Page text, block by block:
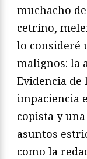
muchacho
cetrino,
lo consideré
malignos: la
Evidencia
impaciencia
copista y
asuntos
como la